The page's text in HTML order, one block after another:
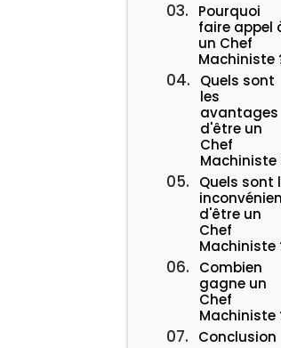
Pourquoi
faire appel
un Chef
Machiniste
Quels sont
les
avantages
d'être un
Chef
Machiniste
Quels sont
d'être un
Chef
Machiniste
Combien
gagne un
Chef
Machiniste
Conclusion